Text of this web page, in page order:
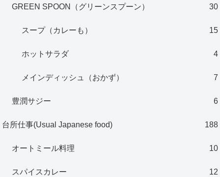
GREEN SPOON（グリーンスプーン） 30
スープ（カレーも） 15
ホットサラダ 4
メインディッシュ（おかず） 7
豊潤サジー 6
台所仕事(Usual Japanese food) 188
オートミール料理 10
スパイスカレー 12